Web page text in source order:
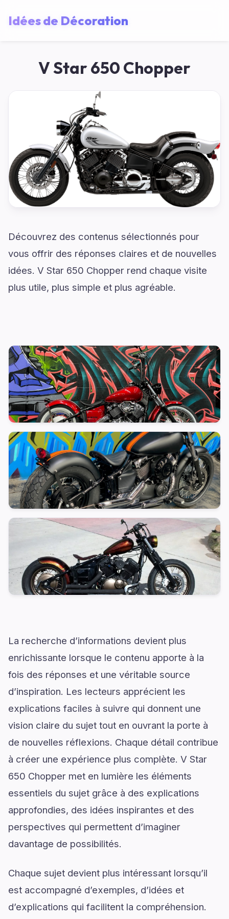
Idées de Décoration
V Star 650 Chopper
Découvrez des contenus sélectionnés pour
vous offrir des réponses claires et de nouvelles
idées. V Star 650 Chopper rend chaque visite
plus utile, plus simple et plus agréable.
La recherche d’informations devient plus
enrichissante lorsque le contenu apporte à la
fois des réponses et une véritable source
d’inspiration. Les lecteurs apprécient les
explications faciles à suivre qui donnent une
vision claire du sujet tout en ouvrant la porte à
de nouvelles réflexions. Chaque détail contribue
à créer une expérience plus complète. V Star
650 Chopper met en lumière les éléments
essentiels du sujet grâce à des explications
approfondies, des idées inspirantes et des
perspectives qui permettent d’imaginer
davantage de possibilités.
Chaque sujet devient plus intéressant lorsqu’il
est accompagné d’exemples, d’idées et
d’explications qui facilitent la compréhension.